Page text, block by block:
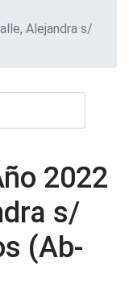
Alejandra s/
2022
s/
(Ab-